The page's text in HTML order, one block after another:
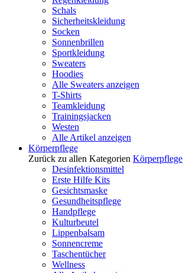
Schals
Sicherheitskleidung
Socken
Sonnenbrillen
Sportkleidung
Sweaters
Hoodies
Alle Sweaters anzeigen
T-Shirts
Teamkleidung
Trainingsjacken
Westen
Alle Artikel anzeigen
Körperpflege
Zurück zu allen Kategorien Körperpflege
Desinfektionsmittel
Erste Hilfe Kits
Gesichtsmaske
Gesundheitspflege
Handpflege
Kulturbeutel
Lippenbalsam
Sonnencreme
Taschentücher
Wellness